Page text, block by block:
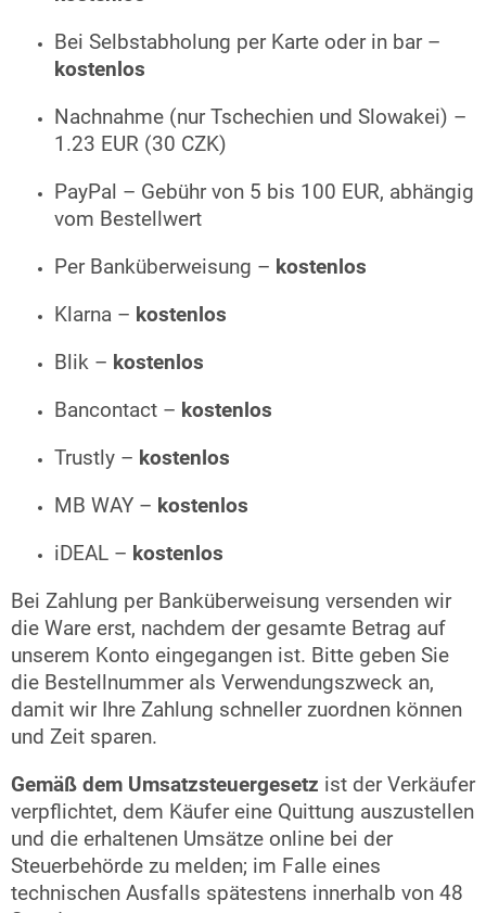
Bei Selbstabholung per Karte oder in bar –
kostenlos
Nachnahme (nur Tschechien und Slowakei) –
1.23 EUR (30 CZK)
PayPal – Gebühr von 5 bis 100 EUR, abhängig
vom Bestellwert
Per Banküberweisung – kostenlos
Klarna – kostenlos
Blik – kostenlos
Bancontact – kostenlos
Trustly – kostenlos
MB WAY – kostenlos
iDEAL – kostenlos
Bei Zahlung per Banküberweisung versenden wir
die Ware erst, nachdem der gesamte Betrag auf
unserem Konto eingegangen ist. Bitte geben Sie
die Bestellnummer als Verwendungszweck an,
damit wir Ihre Zahlung schneller zuordnen können
und Zeit sparen.
Gemäß dem Umsatzsteuergesetz ist der Verkäufer
verpflichtet, dem Käufer eine Quittung auszustellen
und die erhaltenen Umsätze online bei der
Steuerbehörde zu melden; im Falle eines
technischen Ausfalls spätestens innerhalb von 48